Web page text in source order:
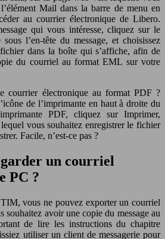
Mail dans la barre de menu en
au courrier électronique de Libero.
qui vous intéresse, cliquez sur le
l’en-tête du message, et choisissez
dans la boîte qui s’affiche, afin de
du courriel au format EML sur votre
courrier électronique au format PDF ?
de l’imprimante en haut à droite du
PDF, cliquez sur Imprimer,
vous souhaitez enregistrer le fichier
Facile, n’est-ce pas ?
un courriel
PC ?
vous ne pouvez exporter un courriel
souhaitez avoir une copie du message au
de lire les instructions du chapitre
utiliser un client de messagerie pour